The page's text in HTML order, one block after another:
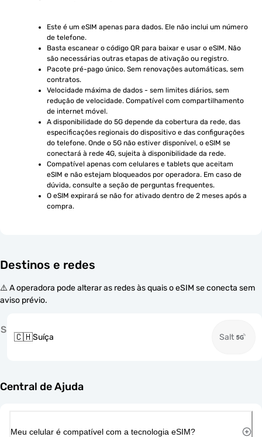
Este é um eSIM apenas para dados. Ele não inclui um número
de telefone.
Basta escanear o código QR para baixar e usar o eSIM. Não
são necessárias outras etapas de ativação ou registro.
Pacote pré-pago único. Sem renovações automáticas, sem
contratos.
Velocidade máxima de dados - sem limites diários, sem
redução de velocidade. Compatível com compartilhamento
de internet móvel.
A disponibilidade do 5G depende da cobertura da rede, das
especificações regionais do dispositivo e das configurações
do telefone. Onde o 5G não estiver disponível, o eSIM se
conectará à rede 4G, sujeita à disponibilidade da rede.
Compatível apenas com celulares e tablets que aceitam
eSIM e não estejam bloqueados por operadora. Em caso de
dúvida, consulte a seção de perguntas frequentes.
O eSIM expirará se não for ativado dentro de 2 meses após a
compra.
Destinos e redes
⚠️ A operadora pode alterar as redes às quais o eSIM se conecta sem
aviso prévio.
S
🇨🇭Suíça Salt
Central de Ajuda
Meu celular é compatível com a tecnologia eSIM?